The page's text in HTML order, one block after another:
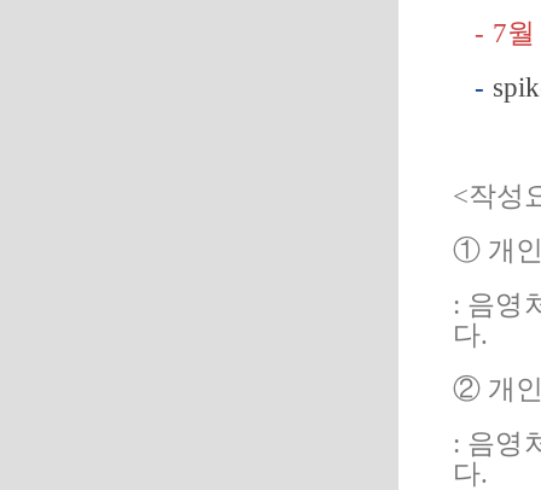
- 7
-
<작성
① 개
: 음영
다.
② 개
: 음영
다.